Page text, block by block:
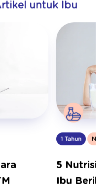
untuk Ibu
1 Tahun Nutrisi
5 Nutrisi
Ibu